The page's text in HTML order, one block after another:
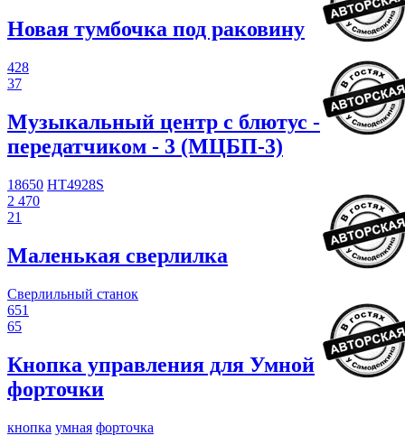
Новая тумбочка под раковину
428
37
Музыкальный центр с блютус -
передатчиком - 3 (МЦБП-3)
18650 HT4928S
2 470
21
Маленькая сверлилка
Сверлильный станок
651
65
Кнопка управления для Умной
форточки
кнопка умная форточка